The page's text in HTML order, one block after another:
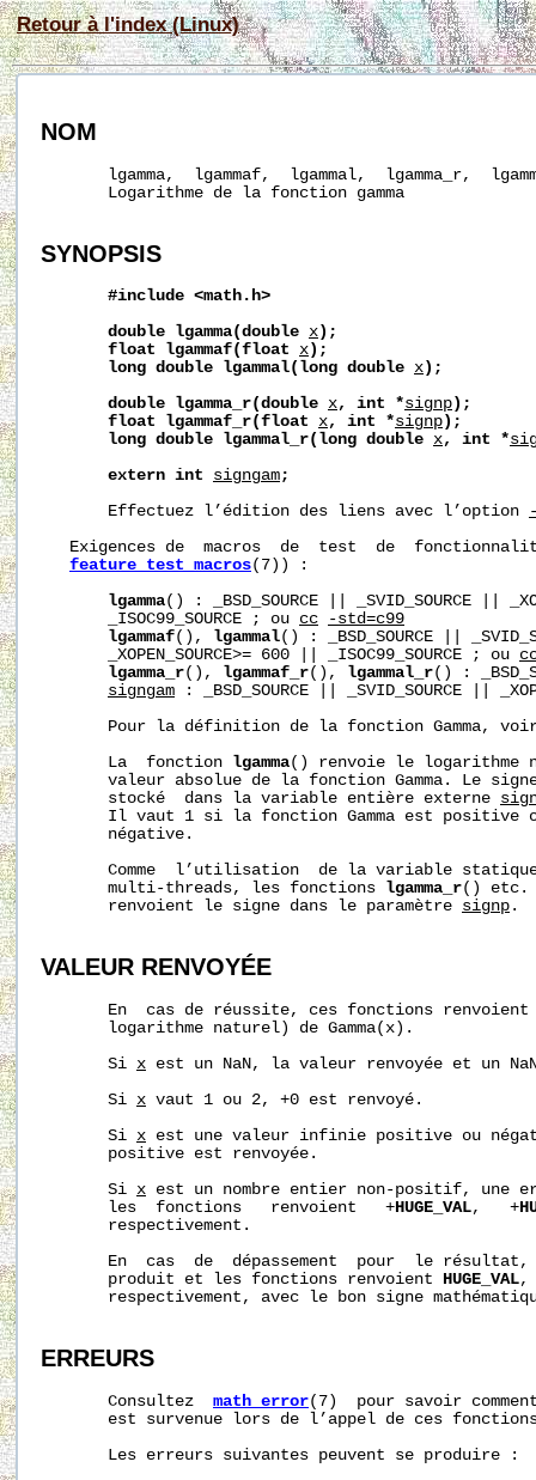
Retour à l'index (Linux)
NOM
lgamma,  lgammaf,  lgammal,  lgamma_r,
       Logarithme de la fonction gamma
SYNOPSIS
#include <math.h>
double
lgamma(double x );
float
lgammaf(float x );
long double lgammal(long double x );
double
lgamma_r(double x, int *signp );
float
lgammaf_r(float x, int *signp );
long double lgammal_r(long double x, int *
extern int signgam;
       Effectuez l’édition des liens avec l’option
Exigences de  macros  de  test  de
feature_test_macros(7)) :
lgamma() : _BSD_SOURCE || _SVID_SOURCE ||
       _ISOC99_SOURCE ; ou
cc
-std=c99
lgammaf(), lgammal() : _BSD_SOURCE ||
       _XOPEN_SOURCE>= 600 || _ISOC99_SOURCE ; ou
lgamma_r(), lgammaf_r(), lgammal_r() :
signgam : _BSD_SOURCE || _SVID_SOURCE ||
Pour la définition de la fonction Gamma,
       La  fonction
lgamma() renvoie le logarithme
valeur absolue de la fonction Gamma. Le
       stocké  dans la variable entière externe
Il vaut 1 si la fonction Gamma est positive
       négative.
Comme  l’utilisation  de la variable
       multi-threads, les fonctions
lgamma_r() etc.
       renvoient le signe dans le paramètre
signp .
VALEUR RENVOYÉE
En  cas de réussite, ces fonctions
       logarithme naturel) de Gamma(x).
       Si
x est un NaN, la valeur renvoyée et un
       Si
x vaut 1 ou 2, +0 est renvoyé.
       Si
x est une valeur infinie positive ou
       positive est renvoyée.
       Si
x est un nombre entier non-positif, une
       les  fonctions   renvoient   +
HUGE_VAL,   +
       respectivement.
En  cas  de  dépassement  pour  le
       produit et les fonctions renvoient
HUGE_VAL
respectivement, avec le bon signe
ERREURS
       Consultez
math_error(7)  pour savoir
est survenue lors de l’appel de ces
       Les erreurs suivantes peuvent se produire :